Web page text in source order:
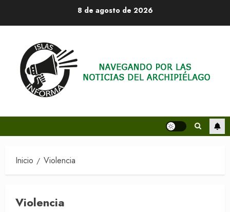
8 de agosto de 2026
Inicio Violencia
Violencia